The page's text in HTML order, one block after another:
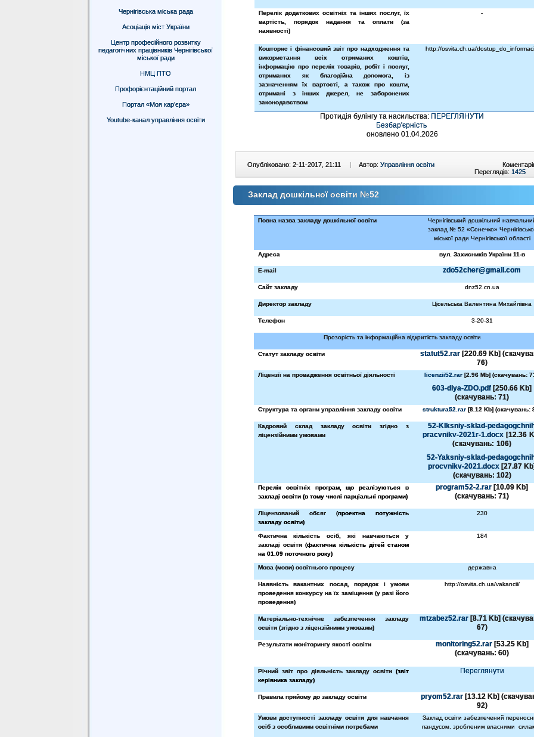
Чернігівська міська рада
Асоціація міст України
Центр професійного розвитку
педагогічних працівників Чернігівської
міської ради
НМЦ ПТО
Профорієнтаційний портал
Портал «Моя кар’єра»
Youtube-канал управління освіти
Перелік додаткових освітніх та інших послуг, їх
вартість, порядок надання та оплати (за
наявності)
-
Кошторис і фінансовий звіт про надходження та
використання всіх отриманих коштів,
інформацію про перелік товарів, робіт і послуг,
отриманих як благодійна допомога, із
зазначенням їх вартості, а також про кошти,
отримані з інших джерел, не заборонених
законодавством
http://osvita.ch.ua/
Протидія булінгу та насильства: ПЕРЕГЛЯНУТИ
Безбар'єрність
оновлено 01.04.2026
Опубліковано: 2-11-2017, 21:11 | Автор: Управління освіти
Переглядів: 1425
Заклад дошкільної освіти №52
Повна назва закладу дошкільної освіти
Чернігівський дошкільний
заклад № 52 «Сонечко»
міської ради Чернігівської області
Адреса вул. Захисників України 11-в
E-mail zdo52cher@gmail.com
Сайт закладу dnz52.cn.ua
Директор закладу Цісельська Валентина Михайлівна
Телефон 3-20-31
Прозорість та інформаційна відкритість закладу освіти
Статут закладу освіти statut52.rar[220.69 Kb]
76)
Ліцензії на провадження освітньої діяльності licenzii52.rar[2.96 Mb] (cкачувань:
603-dlya-ZDO.pdf [250.66 Kb]
(cкачувань: 71)
Структура та органи управління закладу освіти struktura52.rar [8.12 Kb] (cкачувань:
Кадровий склад закладу освіти згідно з
ліцензійними умовами
52-Klksniy-sklad-
pracvnikv-2021r-1.docx[12.36
(cкачувань: 106)
52-Yaksniy-sklad-
procvnikv-2021.docx [27.87 Kb]
(cкачувань: 102)
Перелік освітніх програм, що реалізуються в
закладі освіти (в тому числі парціальні програми)
program52-2.rar [10.09 Kb]
(cкачувань: 71)
Ліцензований обсяг (проектна потужність
закладу освіти)
230
Фактична кількість осіб, які навчаються у
закладі освіти (фактична кількість дітей станом
на 01.09 поточного року)
184
Мова (мови) освітнього процесу державна
Наявність вакантних посад, порядок і умови
проведення конкурсу на їх заміщення (у разі його
проведення)
http://osvita.ch.ua/vakancii/
Матеріально-технічне забезпечення закладу
освіти (згідно з ліцензійними умовами)
mtzabez52.rar [8.71 Kb]
67)
Результати моніторингу якості освіти monitoring52.rar[53.25 Kb]
(cкачувань: 60)
Річний звіт про діяльність закладу освіти (звіт
керівника закладу)
Переглянути
Правила прийому до закладу освіти pryom52.rar [13.12 Kb]
92)
Умови доступності закладу освіти для навчання
осіб з особливими освітніми потребами
Заклад освіти забезпечений
пандусом, зробленим власними